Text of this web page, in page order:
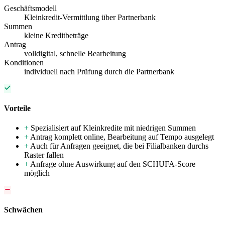
Geschäftsmodell
Kleinkredit-Vermittlung über Partnerbank
Summen
kleine Kreditbeträge
Antrag
volldigital, schnelle Bearbeitung
Konditionen
individuell nach Prüfung durch die Partnerbank
Vorteile
+ Spezialisiert auf Kleinkredite mit niedrigen Summen
+ Antrag komplett online, Bearbeitung auf Tempo ausgelegt
+ Auch für Anfragen geeignet, die bei Filialbanken durchs
Raster fallen
+ Anfrage ohne Auswirkung auf den SCHUFA-Score
möglich
Schwächen